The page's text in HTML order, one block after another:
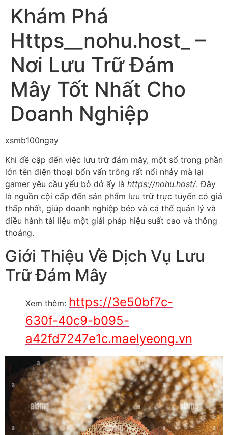
Khám Phá
Https__nohu.host_ –
Nơi Lưu Trữ Đám
Mây Tốt Nhất Cho
Doanh Nghiệp
xsmb100ngay
Khi đề cập đến việc lưu trữ đám mây, một số trong phần
lớn tên điện thoại bốn vấn trông rất nổi nhảy mà lại
gamer yêu cầu yếu bỏ dở ấy là https://nohu.host/. Đây
là nguồn cội cấp đến sản phẩm lưu trữ trực tuyến có giá
thấp nhất, giúp doanh nghiệp béo và cá thể quản lý và
điều hành tài liệu một giải pháp hiệu suất cao và thông
thoáng.
Giới Thiệu Về Dịch Vụ Lưu
Trữ Đám Mây
Xem thêm: https://3e50bf7c-
630f-40c9-b095-
a42fd7247e1c.maelyeong.vn